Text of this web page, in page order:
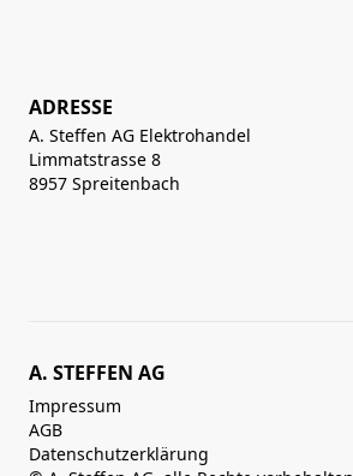
ADRESSE
A. Steffen AG Elektrohandel
Limmatstrasse 8
8957 Spreitenbach
A. STEFFEN AG
Impressum
AGB
Datenschutzerklärung